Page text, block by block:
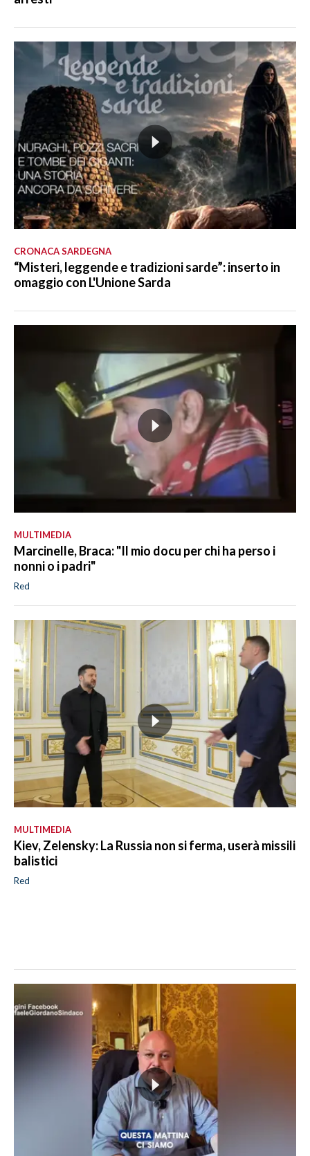
CRONACA SARDEGNA
“Misteri, leggende e tradizioni sarde”: inserto in
omaggio con L'Unione Sarda
MULTIMEDIA
Marcinelle, Braca: "Il mio docu per chi ha perso i
nonni o i padri"
Red
MULTIMEDIA
Kiev, Zelensky: La Russia non si ferma, userà missili
balistici
Red